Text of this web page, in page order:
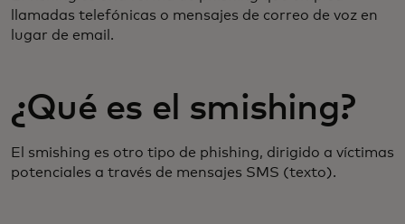
llamadas telefónicas o mensajes de correo de voz en
lugar de email.
¿Qué es el smishing?
El smishing es otro tipo de phishing, dirigido a víctimas
potenciales a través de mensajes SMS (texto).